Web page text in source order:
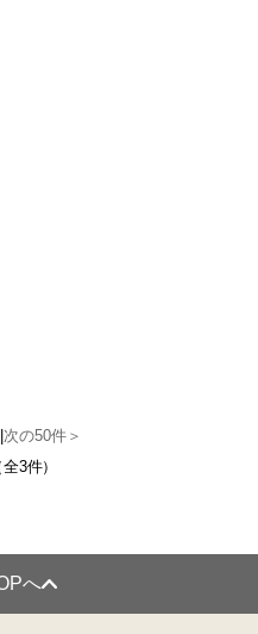
次の50件＞
3件）
へ